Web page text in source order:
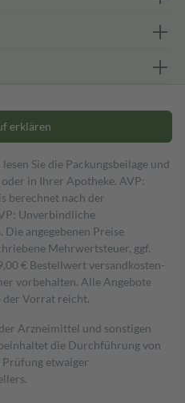
erklären
Sie die Packungsbeilage und
in Ihrer Apotheke. AVP:
berechnet nach der
Unverbindliche
angegebenen Preise
Mehrwertsteuer, ggf.
€ Bestell­wert versand­kosten­
vorbehalten. Alle Angebote
der Vorrat reicht.
Arzneimittel und sonstigen
die Durchführung von
etwaiger